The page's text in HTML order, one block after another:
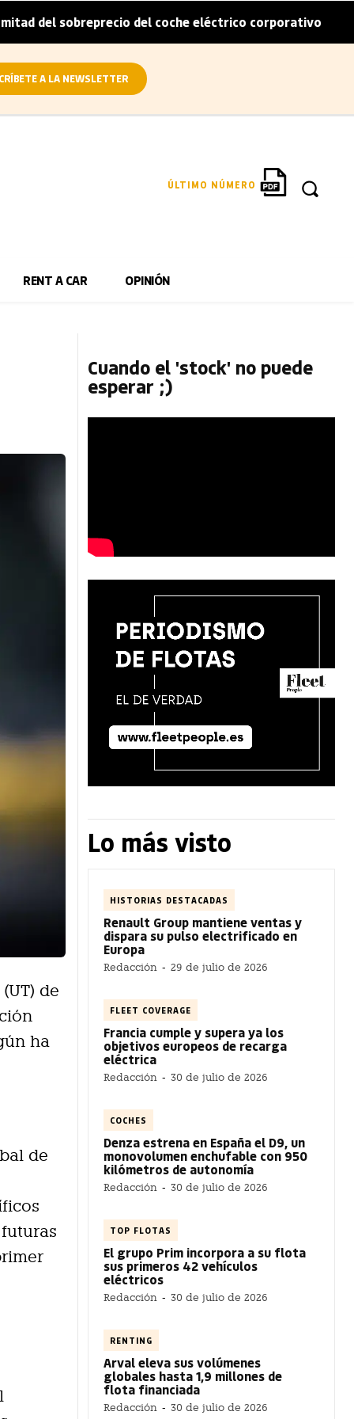
del coche eléctrico corporativo | Arval
A LA NEWSLETTER
ÚLTIMO NÚMERO
RENT A CAR OPINIÓN
de
ha
de
Cuando el 'stock' no puede
esperar ;)
Lo más visto
HISTORIAS DESTACADAS
Renault Group mantiene ventas y
dispara su pulso electrificado en
Europa
Redacción - 29 de julio de 2026
FLEET COVERAGE
Francia cumple y supera ya los
objetivos europeos de recarga
eléctrica
Redacción - 30 de julio de 2026
COCHES
Denza estrena en España el D9, un
monovolumen enchufable con 950
kilómetros de autonomía
Redacción - 30 de julio de 2026
TOP FLOTAS
El grupo Prim incorpora a su flota
sus primeros 42 vehículos
eléctricos
Redacción - 30 de julio de 2026
RENTING
Arval eleva sus volúmenes
globales hasta 1,9 millones de
flota financiada
Redacción - 30 de julio de 2026